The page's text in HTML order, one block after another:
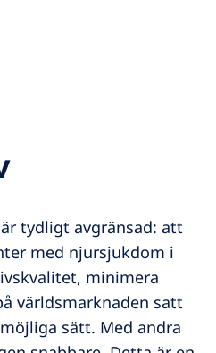
tydligt avgränsad: att
med njursjukdom i
minimera
världsmarknaden satt
sätt. Med andra